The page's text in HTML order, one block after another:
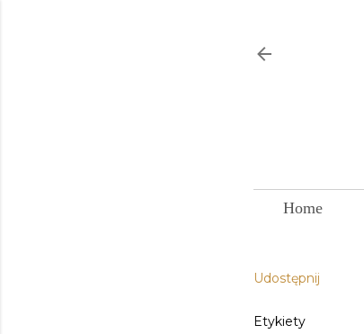
Home
Udostępnij
Etykiety